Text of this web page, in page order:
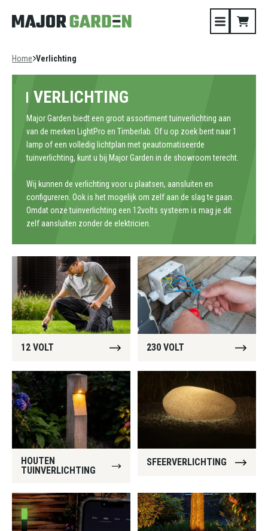
Home Verlichting
VERLICHTING
Major Garden biedt een groot assortiment tuinverlichting aan
van de merken LightPro en Timberlab. Of u op zoek bent naar 1
lamp of een volledig lichtplan met geautomatiseerde
tuinverlichting, kunt u bij Major Garden in de showroom terecht.
Wij kunnen de verlichting voor u plaatsen, aansluiten en
configureren. Ook is het mogelijk om zelf aan de slag te gaan.
Omdat onze tuinverlichting een 12volts systeem is mag je dit
zelf aansluiten zonder de elektricien.
12 VOLT 230 VOLT
HOUTEN
TUINVERLICHTING
SFEERVERLICHTING